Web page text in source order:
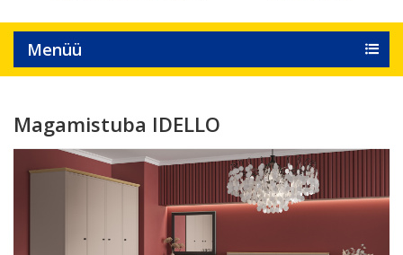
Menüü
Magamistuba IDELLO